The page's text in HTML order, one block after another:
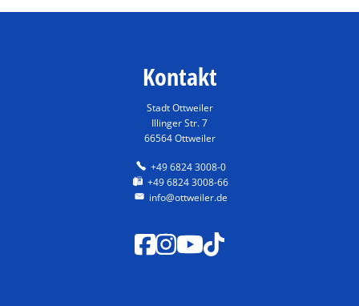
Kontakt
Stadt Ottweiler
Illinger Str. 7
66564 Ottweiler
+49 6824 3008-0
+49 6824 3008-66
info@ottweiler.de